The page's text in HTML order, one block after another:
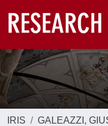
IRIS GALEAZZI,